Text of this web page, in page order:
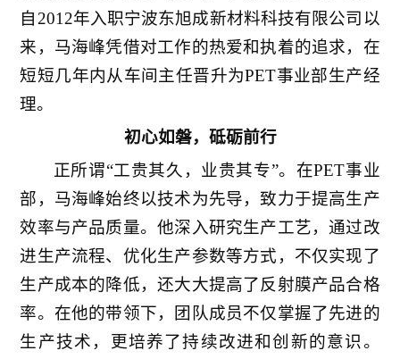
自2012年入职宁波东旭成新材料科技有限公司以
来，马海峰凭借对工作的热爱和执着的追求，在
短短几年内从车间主任晋升为PET事业部生产经
理。
初心如磐，砥砺前行
正所谓“工贵其久，业贵其专”。在PET事业
部，马海峰始终以技术为先导，致力于提高生产
效率与产品质量。他深入研究生产工艺，通过改
进生产流程、优化生产参数等方式，不仅实现了
生产成本的降低，还大大提高了反射膜产品合格
率。在他的带领下，团队成员不仅掌握了先进的
生产技术，更培养了持续改进和创新的意识。